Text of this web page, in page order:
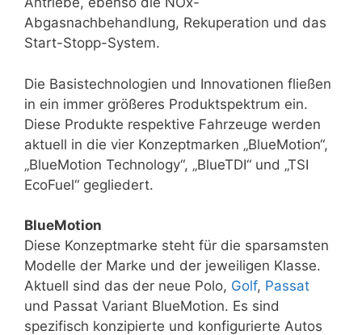
Abgasnachbehandlung, Rekuperation und das
Start-Stopp-System.
Die Basistechnologien und Innovationen fließen
in ein immer größeres Produktspektrum ein.
Diese Produkte respektive Fahrzeuge werden
aktuell in die vier Konzeptmarken „BlueMotion“,
„BlueMotion Technology“, „BlueTDI“ und „TSI
EcoFuel“ gegliedert.
BlueMotion
Diese Konzeptmarke steht für die sparsamsten
Modelle der Marke und der jeweiligen Klasse.
Aktuell sind das der neue Polo, Golf, Passat
und Passat Variant BlueMotion. Es sind
spezifisch konzipierte und konfigurierte Autos